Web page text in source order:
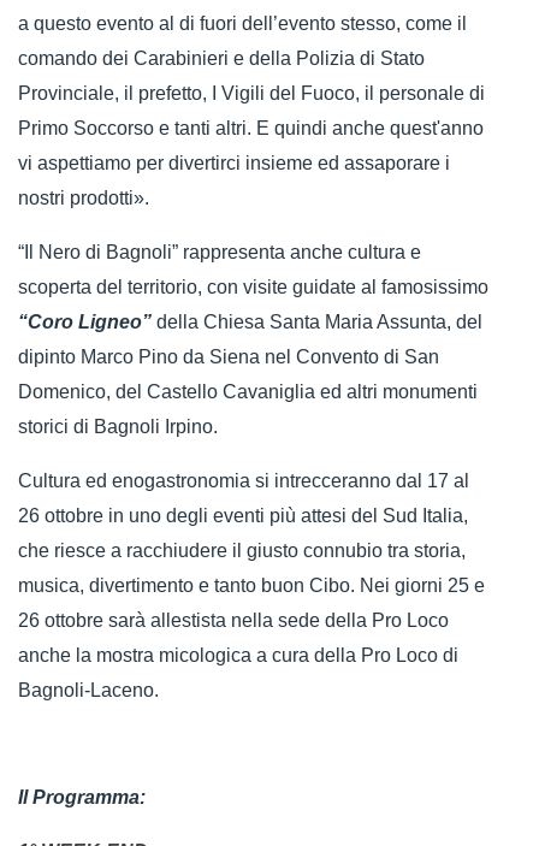
a questo evento al di fuori dell’evento stesso, come il
comando dei Carabinieri e della Polizia di Stato
Provinciale, il prefetto, I Vigili del Fuoco, il personale di
Primo Soccorso e tanti altri. E quindi anche quest'anno
vi aspettiamo per divertirci insieme ed assaporare i
nostri prodotti».
“Il Nero di Bagnoli” rappresenta anche cultura e
scoperta del territorio, con visite guidate al famosissimo
“Coro Ligneo” della Chiesa Santa Maria Assunta, del
dipinto Marco Pino da Siena nel Convento di San
Domenico, del Castello Cavaniglia ed altri monumenti
storici di Bagnoli Irpino.
Cultura ed enogastronomia si intrecceranno dal 17 al
26 ottobre in uno degli eventi più attesi del Sud Italia,
che riesce a racchiudere il giusto connubio tra storia,
musica, divertimento e tanto buon Cibo. Nei giorni 25 e
26 ottobre sarà allestista nella sede della Pro Loco
anche la mostra micologica a cura della Pro Loco di
Bagnoli-Laceno.
Il Programma: